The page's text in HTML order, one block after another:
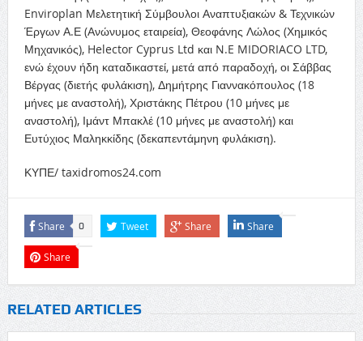
Enviroplan Μελετητική Σύμβουλοι Αναπτυξιακών & Τεχνικών
Έργων Α.Ε (Ανώνυμος εταιρεία), Θεοφάνης Λώλος (Χημικός
Μηχανικός), Helector Cyprus Ltd και N.E MIDORIACO LTD,
ενώ έχουν ήδη καταδικαστεί, μετά από παραδοχή, οι Σάββας
Βέργας (διετής φυλάκιση), Δημήτρης Γιαννακόπουλος (18
μήνες με αναστολή), Χριστάκης Πέτρου (10 μήνες με
αναστολή), Ιμάντ Μπακλέ (10 μήνες με αναστολή) και
Ευτύχιος Μαληκκίδης (δεκαπεντάμηνη φυλάκιση).
ΚΥΠΕ/ taxidromos24.com
Share 0 Tweet Share Share
Share
RELATED ARTICLES